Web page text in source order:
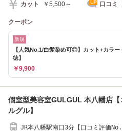
カット ￥5,500～ 口コミ
クーポン
新規
【人気No.1/白髪染め可◎】カット+カラー
徳】
￥9,900
個室型美容室GULGUL 本八幡店
ルグル】
JR本八幡駅南口3分【口コミ評価